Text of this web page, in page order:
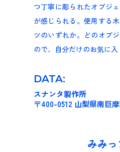
つ丁寧に彫られたオブジ
が感じられる。使用する
ツのいずれか。どのオブ
ので、自分だけのお気に入
DATA:
スナンタ製作所
〒400-0512 山梨県南巨
みみっ